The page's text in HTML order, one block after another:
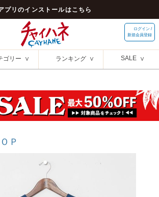
プリのインストールはこちら
ログイン /
新規会員登録
ゴリー ランキング SALE
Ｐ